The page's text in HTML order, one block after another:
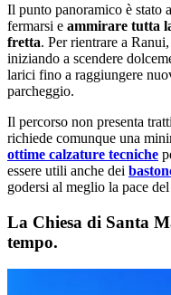
Il punto panoramico è stato
fermarsi e ammirare tutta
fretta. Per rientrare a
iniziando a scendere
larici fino a raggiungere
parcheggio.
Il percorso non presenta
richiede comunque una
ottime calzature tecniche
essere utili anche dei
godersi al meglio la pace
La Chiesa di Santa
tempo.